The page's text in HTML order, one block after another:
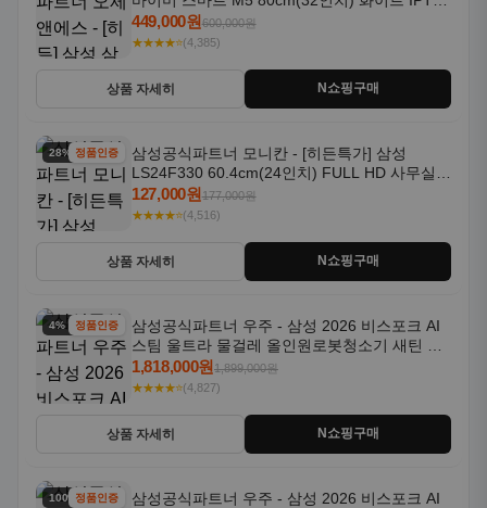
OTT 패키지
449,000원600,000원
★★★★⭐(4,385)
상품 자세히 N쇼핑구매
28% 할인정품인증
삼성공식파트너 모니칸 - [히든특가] 삼성
LS24F330 60.4cm(24인치) FULL HD 사무실/
컴퓨터 모니터
127,000원177,000원
★★★★⭐(4,516)
상품 자세히 N쇼핑구매
4% 할인정품인증
삼성공식파트너 우주 - 삼성 2026 비스포크 AI
스팀 울트라 물걸레 올인원로봇청소기 새틴 그
레이지 AAG
1,818,000원1,899,000원
★★★★⭐(4,827)
상품 자세히 N쇼핑구매
100% 할인
정품인증
삼성공식파트너 우주 - 삼성 2026 비스포크 AI